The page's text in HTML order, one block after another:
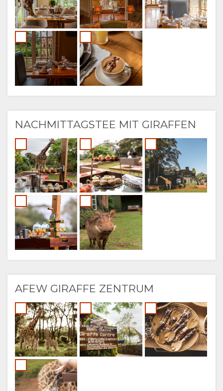
NACHMITTAGSTEE MIT GIRAFFEN
AFEW GIRAFFE ZENTRUM